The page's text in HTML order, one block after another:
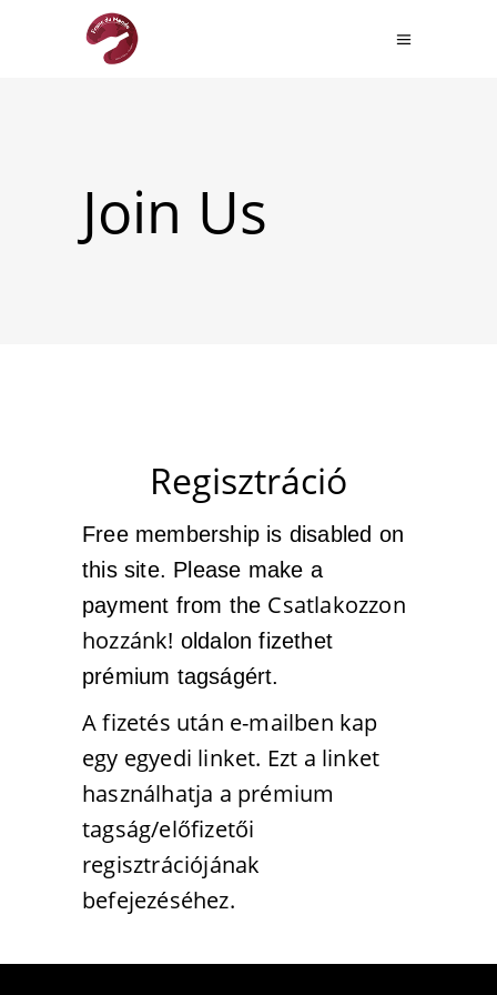
Join Us
Regisztráció
Free membership is disabled on
this site. Please make a
payment from the Csatlakozzon
hozzánk! oldalon fizethet
prémium tagságért.
A fizetés után e-mailben kap
egy egyedi linket. Ezt a linket
használhatja a prémium
tagság/előfizetői
regisztrációjának
befejezéséhez.